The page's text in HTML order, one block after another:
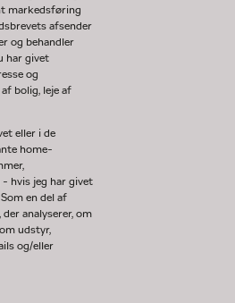
markedsføring
afsender
og behandler
har givet
og
bolig, leje af
eller i de
home-
- hvis jeg har givet
en del af
analyserer, om
udstyr,
og/eller